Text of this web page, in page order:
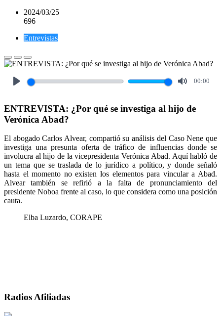
2024/03/25
696
Entrevistas
00:00
ENTREVISTA: ¿Por qué se investiga al hijo de
Verónica Abad?
El abogado Carlos Alvear, compartió su análisis del Caso Nene que
investiga una presunta oferta de tráfico de influencias donde se
involucra al hijo de la vicepresidenta Verónica Abad. Aquí habló de
un tema que se traslada de lo jurídico a político, y donde señaló
hasta el momento no existen los elementos para vincular a Abad.
Alvear también se refirió a la falta de pronunciamiento del
presidente Noboa frente al caso, lo que considera como una posición
cauta.
Elba Luzardo, CORAPE
Radios Afiliadas